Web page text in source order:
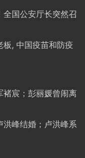
国公安厅长突然召
板, 中国疫苗和防疫
褚宸；彭丽媛曾闹离
洪峰结婚；卢洪峰系